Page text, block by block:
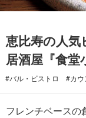
恵比寿の人
居酒屋『食堂
#バル・ビストロ #カウ
フレンチベースの